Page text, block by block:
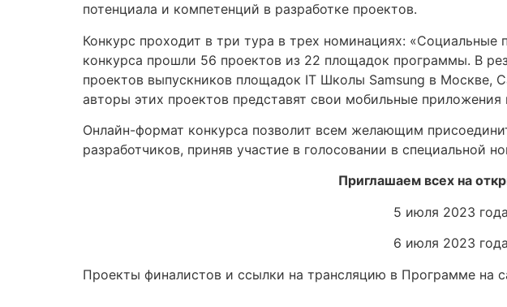
потенциала и компетенций в разработке проектов.
Конкурс проходит в три тура в трех номинациях:
конкурса прошли 56 проектов из 22 площадок программы. В
проектов выпускников площадок IT Школы Samsung в
авторы этих проектов представят свои мобильные
Онлайн-формат конкурса позволит всем желающим
разработчиков, приняв участие в голосовании в специальной
Приглашаем всех на
5 июля 2023
6 июля 2023
Проекты финалистов и ссылки на трансляцию в Программе на